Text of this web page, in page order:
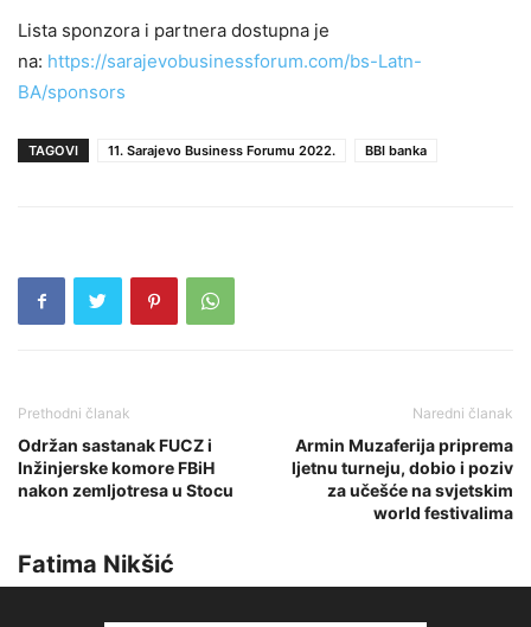
Lista sponzora i partnera dostupna je
na: https://sarajevobusinessforum.com/bs-Latn-
BA/sponsors
TAGOVI 11. Sarajevo Business Forumu 2022. BBI banka
Prethodni članak
Održan sastanak FUCZ i
Inžinjerske komore FBiH
nakon zemljotresa u Stocu
Naredni članak
Armin Muzaferija priprema
ljetnu turneju, dobio i poziv
za učešće na svjetskim
world festivalima
Fatima Nikšić